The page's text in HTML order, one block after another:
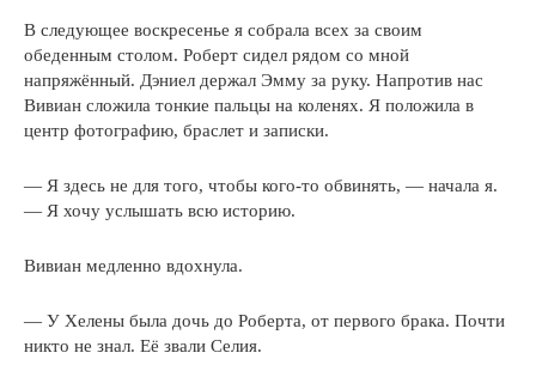
В следующее воскресенье я собрала всех за своим
обеденным столом. Роберт сидел рядом со мной
напряжённый. Дэниел держал Эмму за руку. Напротив нас
Вивиан сложила тонкие пальцы на коленях. Я положила в
центр фотографию, браслет и записки.
— Я здесь не для того, чтобы кого-то обвинять, — начала я.
— Я хочу услышать всю историю.
Вивиан медленно вдохнула.
— У Хелены была дочь до Роберта, от первого брака. Почти
никто не знал. Её звали Селия.